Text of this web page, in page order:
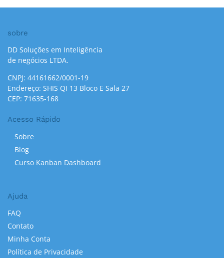
sobre
DD Soluções em Inteligência
de negócios LTDA.
CNPJ: 44161662/0001-19
Endereço: SHIS QI 13 Bloco E Sala 27
CEP: 71635-168
Acesso Rápido
Sobre
Blog
Curso Kanban Dashboard
Ajuda
FAQ
Contato
Minha Conta
Política de Privacidade